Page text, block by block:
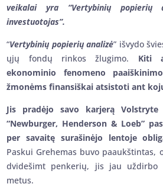
veikalai yra “Vertybinių popierių
investuotojas”.
“Vertybinių popierių analizė” išvydo
ųjų fondų rinkos žlugimo. Kiti
ekonominio fenomeno
žmonėms finansiškai atsistoti ant
Jis pradėjo savo karjerą
“Newburger, Henderson & Loeb”
per savaitę surašinėjo lentoje
Paskui Grehemas buvo paaukštintas,
dvidešimt penkerių, jis jau
metus.